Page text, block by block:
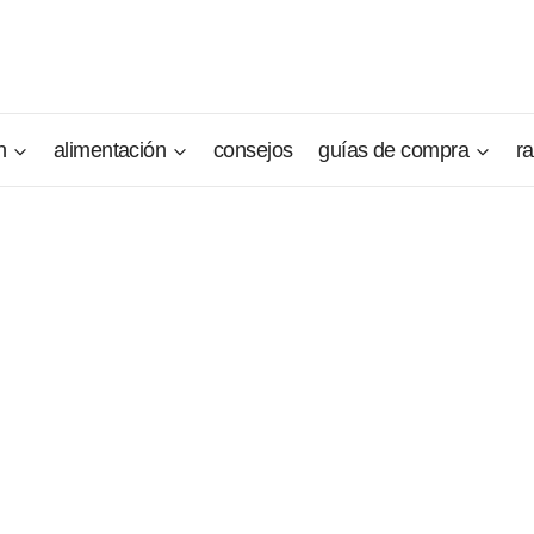
alimentación consejos guías de compra